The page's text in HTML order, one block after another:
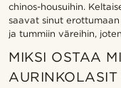
chinos-housuihin.
saavat sinut
ja tummiin väreihin,
MIKSI OSTAA